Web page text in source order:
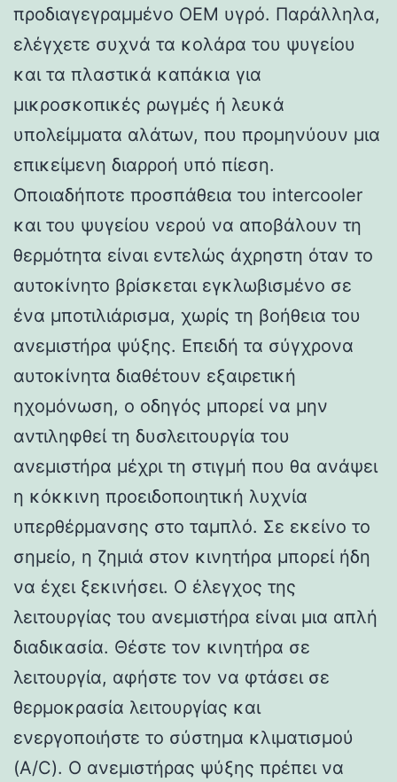
προδιαγεγραμμένο OEM υγρό. Παράλληλα,
ελέγχετε συχνά τα κολάρα του ψυγείου
και τα πλαστικά καπάκια για
μικροσκοπικές ρωγμές ή λευκά
υπολείμματα αλάτων, που προμηνύουν μια
επικείμενη διαρροή υπό πίεση.
Οποιαδήποτε προσπάθεια του intercooler
και του ψυγείου νερού να αποβάλουν τη
θερμότητα είναι εντελώς άχρηστη όταν το
αυτοκίνητο βρίσκεται εγκλωβισμένο σε
ένα μποτιλιάρισμα, χωρίς τη βοήθεια του
ανεμιστήρα ψύξης. Επειδή τα σύγχρονα
αυτοκίνητα διαθέτουν εξαιρετική
ηχομόνωση, ο οδηγός μπορεί να μην
αντιληφθεί τη δυσλειτουργία του
ανεμιστήρα μέχρι τη στιγμή που θα ανάψει
η κόκκινη προειδοποιητική λυχνία
υπερθέρμανσης στο ταμπλό. Σε εκείνο το
σημείο, η ζημιά στον κινητήρα μπορεί ήδη
να έχει ξεκινήσει. Ο έλεγχος της
λειτουργίας του ανεμιστήρα είναι μια απλή
διαδικασία. Θέστε τον κινητήρα σε
λειτουργία, αφήστε τον να φτάσει σε
θερμοκρασία λειτουργίας και
ενεργοποιήστε το σύστημα κλιματισμού
(A/C). Ο ανεμιστήρας ψύξης πρέπει να